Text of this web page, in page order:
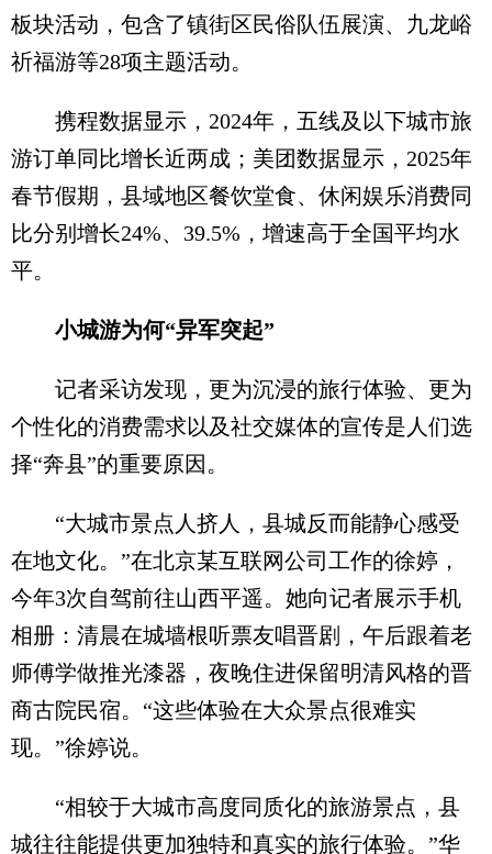
板块活动，包含了镇街区民俗队伍展演、九龙峪
祈福游等28项主题活动。
携程数据显示，2024年，五线及以下城市旅
游订单同比增长近两成；美团数据显示，2025年
春节假期，县域地区餐饮堂食、休闲娱乐消费同
比分别增长24%、39.5%，增速高于全国平均水
平。
小城游为何“异军突起”
记者采访发现，更为沉浸的旅行体验、更为
个性化的消费需求以及社交媒体的宣传是人们选
择“奔县”的重要原因。
“大城市景点人挤人，县城反而能静心感受
在地文化。”在北京某互联网公司工作的徐婷，
今年3次自驾前往山西平遥。她向记者展示手机
相册：清晨在城墙根听票友唱晋剧，午后跟着老
师傅学做推光漆器，夜晚住进保留明清风格的晋
商古院民宿。“这些体验在大众景点很难实
现。”徐婷说。
“相较于大城市高度同质化的旅游景点，县
城往往能提供更加独特和真实的旅行体验。”华